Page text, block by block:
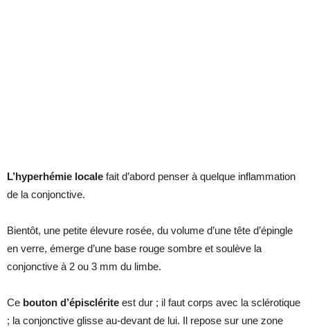
L’hyperhémie locale fait d’abord penser à quelque inflammation
de la conjonctive.
Bientôt, une petite élevure rosée, du volume d’une tête d’épingle
en verre, émerge d’une base rouge sombre et soulève la
conjonctive à 2 ou 3 mm du limbe.
Ce bouton d’épisclérite est dur ; il faut corps avec la sclérotique
; la conjonctive glisse au-devant de lui. Il repose sur une zone